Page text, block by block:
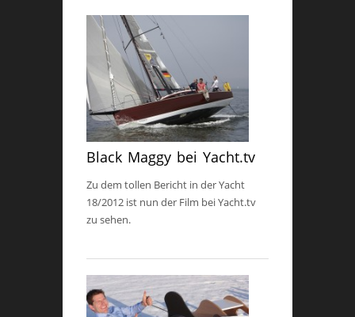
Black Maggy bei Yacht.tv
Zu dem tollen Bericht in der Yacht
18/2012 ist nun der Film bei Yacht.tv
zu sehen.